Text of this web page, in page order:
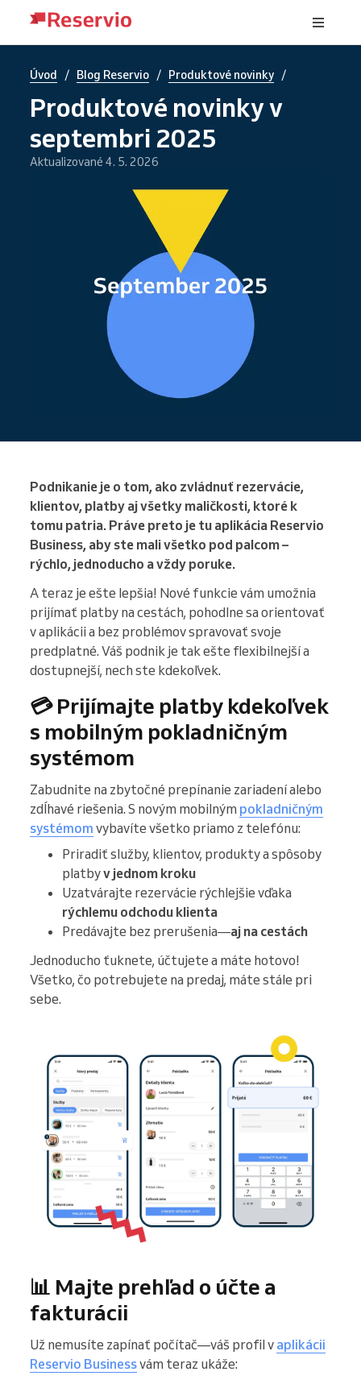
Úvod / Blog Reservio / Produktové novinky /
Produktové novinky v
septembri 2025
Aktualizované 4. 5. 2026
Podnikanie je o tom, ako zvládnuť rezervácie,
klientov, platby aj všetky maličkosti, ktoré k
tomu patria. Práve preto je tu aplikácia Reservio
Business, aby ste mali všetko pod palcom –
rýchlo, jednoducho a vždy poruke.
A teraz je ešte lepšia! Nové funkcie vám umožnia
prijímať platby na cestách, pohodlne sa orientovať
v aplikácii a bez problémov spravovať svoje
predplatné. Váš podnik je tak ešte flexibilnejší a
dostupnejší, nech ste kdekoľvek.
💳 Prijímajte platby kdekoľvek
s mobilným pokladničným
systémom
Zabudnite na zbytočné prepínanie zariadení alebo
zdĺhavé riešenia. S novým mobilným pokladničným
systémom vybavíte všetko priamo z telefónu:
Priradiť služby, klientov, produkty a spôsoby
platbyv jednom kroku
Uzatvárajte rezervácie rýchlejšie vďaka
rýchlemu odchodu klienta
Predávajte bez prerušenia—aj na cestách
Jednoducho ťuknete, účtujete a máte hotovo!
Všetko, čo potrebujete na predaj, máte stále pri
sebe.
📊 Majte prehľad o účte a
fakturácii
Už nemusíte zapínať počítač—váš profil v aplikácii
Reservio Businessvám teraz ukáže: